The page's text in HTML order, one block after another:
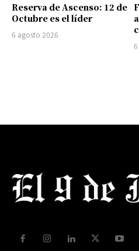
Reserva de Ascenso: 12 de
Octubre es el líder
6 agosto 2026